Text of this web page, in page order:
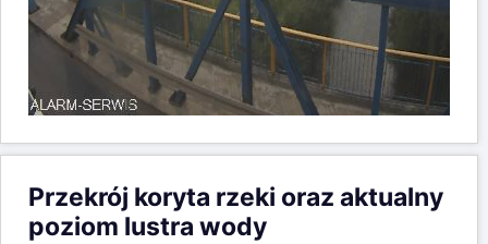
Przekrój koryta rzeki oraz aktualny
poziom lustra wody